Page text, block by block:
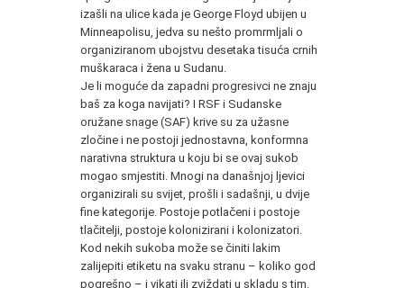
izašli na ulice kada je George Floyd ubijen u
Minneapolisu, jedva su nešto promrmljali o
organiziranom ubojstvu desetaka tisuća crnih
muškaraca i žena u Sudanu.
Je li moguće da zapadni progresivci ne znaju
baš za koga navijati? I RSF i Sudanske
oružane snage (SAF) krive su za užasne
zločine i ne postoji jednostavna, konformna
narativna struktura u koju bi se ovaj sukob
mogao smjestiti. Mnogi na današnjoj ljevici
organizirali su svijet, prošli i sadašnji, u dvije
fine kategorije. Postoje potlačeni i postoje
tlačitelji, postoje kolonizirani i kolonizatori.
Kod nekih sukoba može se činiti lakim
zalijepiti etiketu na svaku stranu – koliko god
pogrešno – i vikati ili zviždati u skladu s tim.